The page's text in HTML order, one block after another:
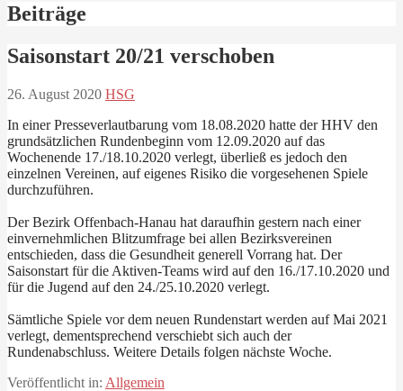
Beiträge
Saisonstart 20/21 verschoben
26. August 2020 HSG
In einer Presseverlautbarung vom 18.08.2020 hatte der HHV den
grundsätzlichen Rundenbeginn vom 12.09.2020 auf das
Wochenende 17./18.10.2020 verlegt, überließ es jedoch den
einzelnen Vereinen, auf eigenes Risiko die vorgesehenen Spiele
durchzuführen.
Der Bezirk Offenbach-Hanau hat daraufhin gestern nach einer
einvernehmlichen Blitzumfrage bei allen Bezirksvereinen
entschieden, dass die Gesundheit generell Vorrang hat. Der
Saisonstart für die Aktiven-Teams wird auf den 16./17.10.2020 und
für die Jugend auf den 24./25.10.2020 verlegt.
Sämtliche Spiele vor dem neuen Rundenstart werden auf Mai 2021
verlegt, dementsprechend verschiebt sich auch der
Rundenabschluss. Weitere Details folgen nächste Woche.
Veröffentlicht in: Allgemein